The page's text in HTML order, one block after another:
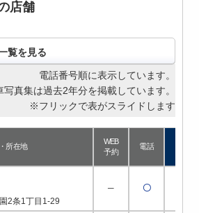
店舗
覧を見る
電話番号順に表示しています。
写真集は過去2年分を掲載しています。
※フリックで表がスライドします
所在地
WEB
予約
電話
2条1丁目1-29
─ 〇